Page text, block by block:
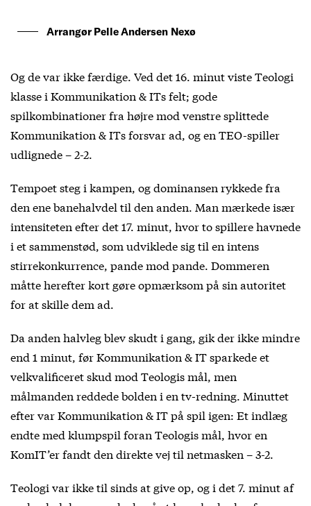
Arrangør Pelle Andersen Nexø
Og de var ikke færdige. Ved det 16. minut viste Teologi
klasse i Kommunikation & ITs felt; gode
spilkombinationer fra højre mod venstre splittede
Kommunikation & ITs forsvar ad, og en TEO-spiller
udlignede – 2-2.
Tempoet steg i kampen, og dominansen rykkede fra
den ene banehalvdel til den anden. Man mærkede især
intensiteten efter det 17. minut, hvor to spillere havnede
i et sammenstød, som udviklede sig til en intens
stirrekonkurrence, pande mod pande. Dommeren
måtte herefter kort gøre opmærksom på sin autoritet
for at skille dem ad.
Da anden halvleg blev skudt i gang, gik der ikke mindre
end 1 minut, før Kommunikation & IT sparkede et
velkvalificeret skud mod Teologis mål, men
målmanden reddede bolden i en tv-redning. Minuttet
efter var Kommunikation & IT på spil igen: Et indlæg
endte med klumpspil foran Teologis mål, hvor en
KomIT’er fandt den direkte vej til netmasken – 3-2.
Teologi var ikke til sinds at give op, og i det 7. minut af